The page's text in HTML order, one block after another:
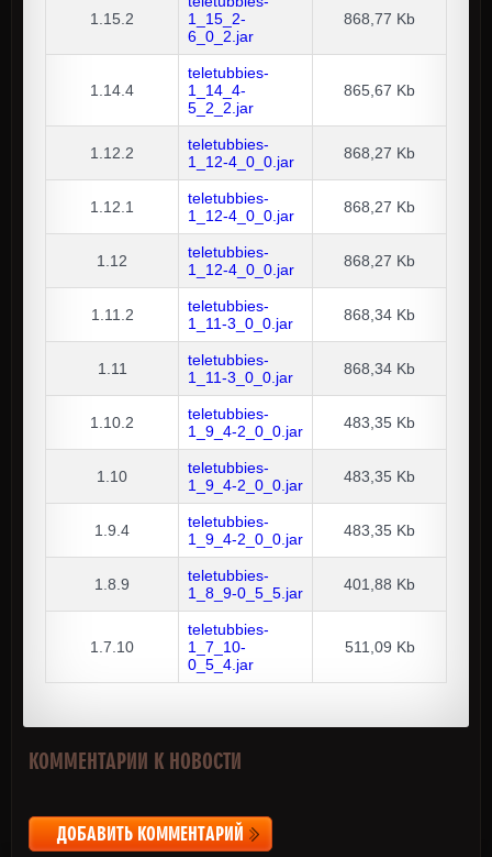
1.15.2
1_15_2-
6_0_2.jar
868,77 Kb
1.14.4
teletubbies-
1_14_4-
5_2_2.jar
865,67 Kb
1.12.2
teletubbies-
1_12-4_0_0.jar
868,27 Kb
1.12.1
teletubbies-
1_12-4_0_0.jar
868,27 Kb
1.12
teletubbies-
1_12-4_0_0.jar
868,27 Kb
1.11.2
teletubbies-
1_11-3_0_0.jar
868,34 Kb
1.11
teletubbies-
1_11-3_0_0.jar
868,34 Kb
1.10.2
teletubbies-
1_9_4-2_0_0.jar
483,35 Kb
1.10
teletubbies-
1_9_4-2_0_0.jar
483,35 Kb
1.9.4
teletubbies-
1_9_4-2_0_0.jar
483,35 Kb
1.8.9
teletubbies-
1_8_9-0_5_5.jar
401,88 Kb
1.7.10
teletubbies-
1_7_10-
0_5_4.jar
511,09 Kb
КОММЕНТАРИИ К НОВОСТИ
ДОБАВИТЬ КОММЕНТАРИЙ